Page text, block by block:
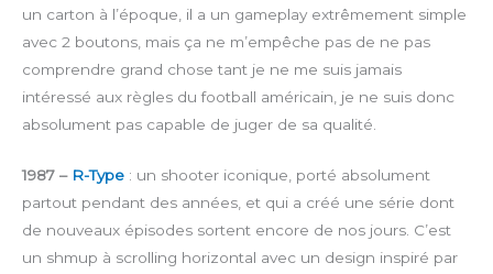
un carton à l’époque, il a un gameplay extrêmement simple
avec 2 boutons, mais ça ne m’empêche pas de ne pas
comprendre grand chose tant je ne me suis jamais
intéressé aux règles du football américain, je ne suis donc
absolument pas capable de juger de sa qualité.
1987 – R-Type : un shooter iconique, porté absolument
partout pendant des années, et qui a créé une série dont
de nouveaux épisodes sortent encore de nos jours. C’est
un shmup à scrolling horizontal avec un design inspiré par